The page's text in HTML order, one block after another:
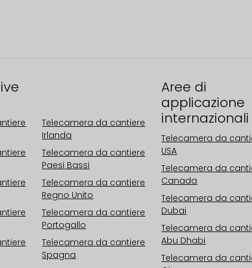
Telecamera da cantiere
Irlanda
Telecamera da cantiere
Paesi Bassi
Telecamera da cantiere
Regno Unito
Telecamera da cantiere
Portogallo
Telecamera da cantiere
Spagna
Aree di
applicazione
internazionali
Telecamera da
USA
Telecamera da
Canada
Telecamera da
Dubai
Telecamera da
Abu Dhabi
Telecamera da